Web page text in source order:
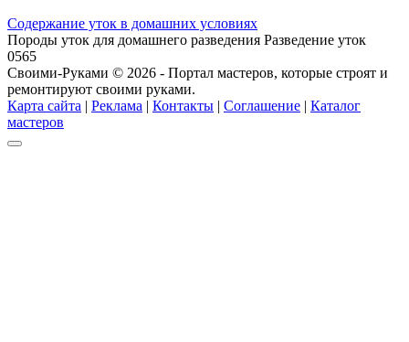
Содержание уток в домашних условиях
Породы уток для домашнего разведения Разведение уток
0565
Своими-Руками © 2026 - Портал мастеров, которые строят и
ремонтируют своими руками.
Карта сайта
Реклама Контакты Соглашение
Каталог
мастеров